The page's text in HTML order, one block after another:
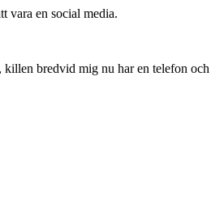
vara en social media.
bredvid mig nu har en telefon och